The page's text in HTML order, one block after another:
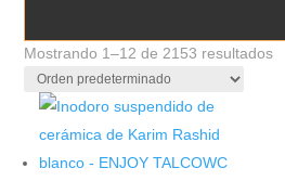
Mostrando 1–12 de 2153 resultados